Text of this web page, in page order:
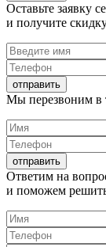
Оставьте заявку
и получите
Мы перезвоним в
Ответим на
и поможем